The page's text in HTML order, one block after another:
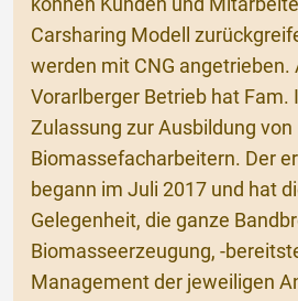
können Kunden und
Carsharing Modell
werden mit CNG angetrieben.
Vorarlberger Betrieb hat Fam.
Zulassung zur Ausbildung von
Biomassefacharbeitern. Der
begann im Juli 2017 und hat
Gelegenheit, die ganze
Biomasseerzeugung, -
Management der jeweiligen